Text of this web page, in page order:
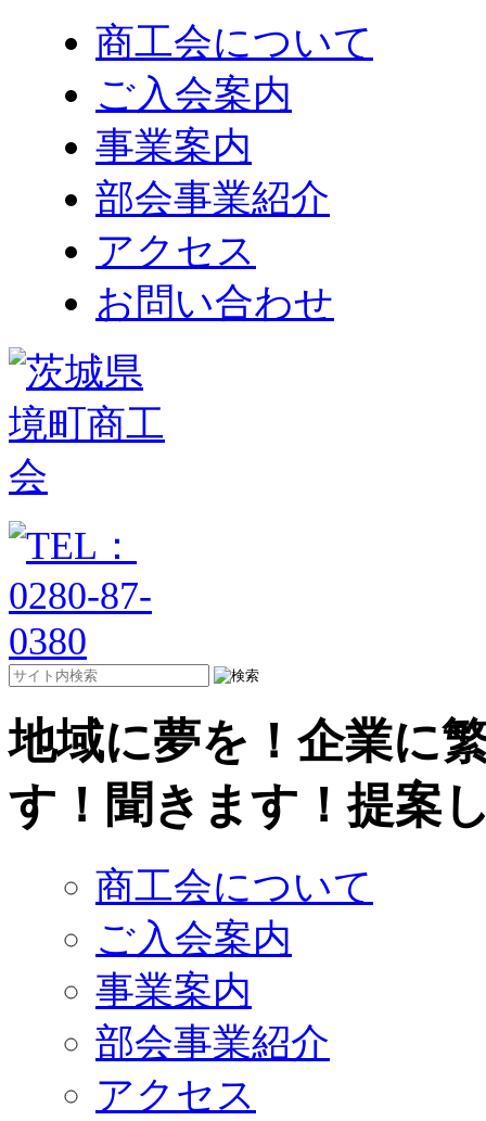
商工会について
ご入会案内
事業案内
部会事業紹介
アクセス
お問い合わせ
地域に夢を！企業に
す！聞きます！提案
商工会について
ご入会案内
事業案内
部会事業紹介
アクセス